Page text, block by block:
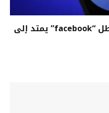
من واشنطن ٳلى الخليج.. عطل “facebook” يمتد ٳلى